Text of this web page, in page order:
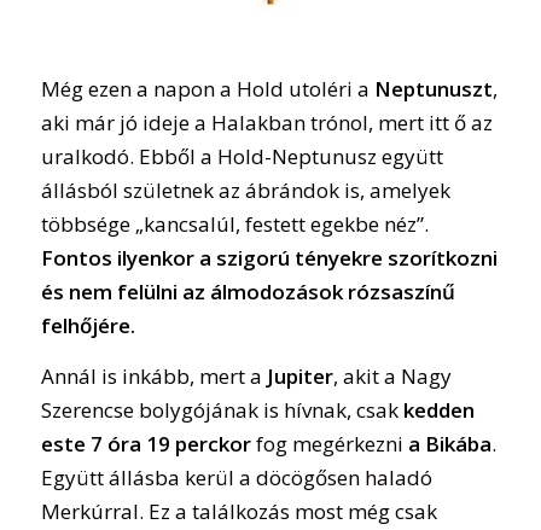
Még ezen a napon a Hold utoléri a Neptunuszt,
aki már jó ideje a Halakban trónol, mert itt ő az
uralkodó. Ebből a Hold-Neptunusz együtt
állásból születnek az ábrándok is, amelyek
többsége „kancsalúl, festett egekbe néz”.
Fontos ilyenkor a szigorú tényekre szorítkozni
és nem felülni az álmodozások rózsaszínű
felhőjére.
Annál is inkább, mert a Jupiter, akit a Nagy
Szerencse bolygójának is hívnak, csak kedden
este 7 óra 19 perckorfog megérkezni a Bikába.
Együtt állásba kerül a döcögősen haladó
Merkúrral. Ez a találkozás most még csak